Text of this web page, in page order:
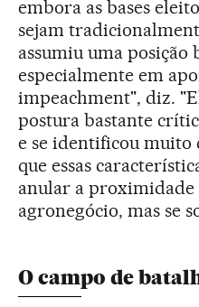
embora as bases
sejam
assumiu uma posição
especialmente em
impeachment", diz.
postura bastante
e se identificou muito
que essas
anular a proximidade
agronegócio, mas se
O campo de